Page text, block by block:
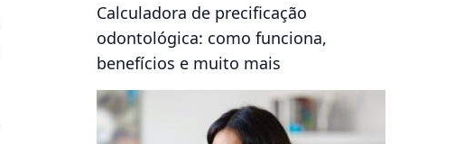
Calculadora de precificação
odontológica: como funciona,
benefícios e muito mais